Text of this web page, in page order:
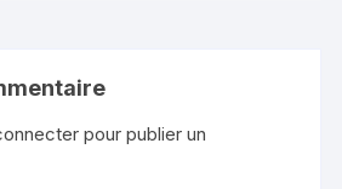
pour publier un